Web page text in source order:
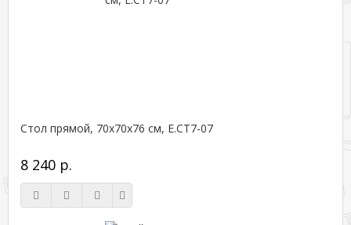
Стол прямой, 70x70x76 см, Е.СТ7-07
8 240 р.